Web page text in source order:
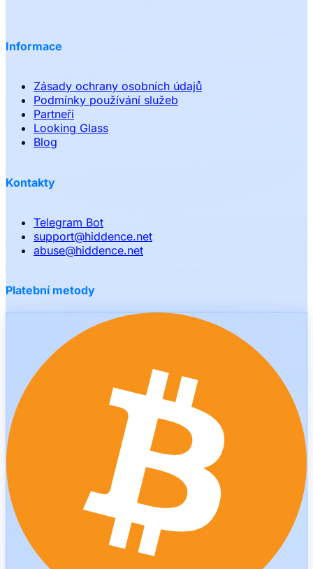
Informace
Zásady ochrany osobních údajů
Podmínky používání služeb
Partneři
Looking Glass
Blog
Kontakty
Telegram Bot
support@hiddence.net
abuse@hiddence.net
Platební metody